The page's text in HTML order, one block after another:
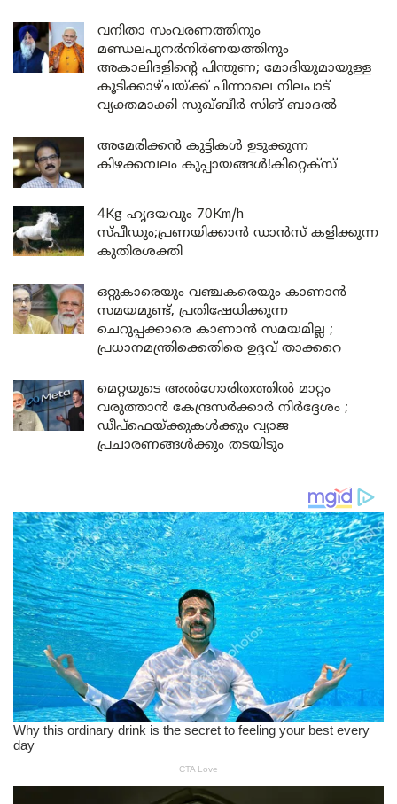
വനിതാ സംവരണത്തിനും
മണ്ഡലപുനർനിർണയത്തിനും
അകാലിദളിന്റെ പിന്തുണ; മോദിയുമായുള്ള
കൂടിക്കാഴ്ചയ്ക്ക് പിന്നാലെ നിലപാട്
വ്യക്തമാക്കി സുഖ്ബീർ സിങ് ബാദൽ
അമേരിക്കൻ കുട്ടികൾ ഉടുക്കുന്ന
കിഴക്കമ്പലം കുപ്പായങ്ങൾ!കിറ്റെക്സ്
4Kg ഹൃദയവും 70Km/h
സ്പീഡും;പ്രണയിക്കാൻ ഡാൻസ് കളിക്കുന്ന
കുതിരശക്തി
ഒറ്റുകാരെയും വഞ്ചകരെയും കാണാൻ
സമയമുണ്ട്, പ്രതിഷേധിക്കുന്ന
ചെറുപ്പക്കാരെ കാണാൻ സമയമില്ല ;
പ്രധാനമന്ത്രിക്കെതിരെ ഉദ്ദവ് താക്കറെ
മെറ്റയുടെ അൽഗോരിതത്തിൽ മാറ്റം
വരുത്താൻ കേന്ദ്രസർക്കാർ നിർദ്ദേശം ;
ഡീപ്‌ഫെയ്ക്കുകൾക്കും വ്യാജ
പ്രചാരണങ്ങൾക്കും തടയിടും